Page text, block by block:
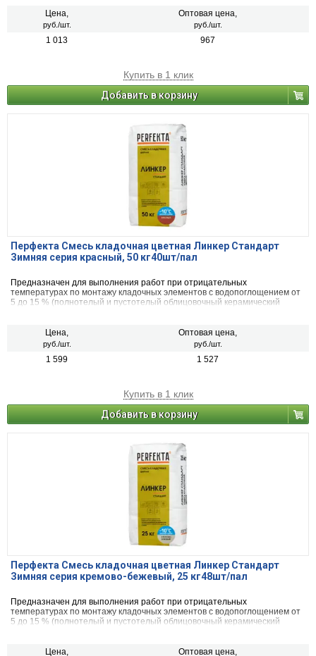
Цена,
руб./шт.
Оптовая цена,
руб./шт.
1 013 967
Купить в 1 клик
Добавить в корзину
Перфекта Смесь кладочная цветная Линкер Стандарт
Зимняя серия красный, 50 кг40шт/пал
Предназначен для выполнения работ при отрицательных
температурах по монтажу кладочных элементов с водопоглощением от
5 до 15 % (полнотелый и пустотелый облицовочный керамический
Цена,
руб./шт.
Оптовая цена,
руб./шт.
1 599 1 527
Купить в 1 клик
Добавить в корзину
Перфекта Смесь кладочная цветная Линкер Стандарт
Зимняя серия кремово-бежевый, 25 кг48шт/пал
Предназначен для выполнения работ при отрицательных
температурах по монтажу кладочных элементов с водопоглощением от
5 до 15 % (полнотелый и пустотелый облицовочный керамический
Цена,
Оптовая цена,